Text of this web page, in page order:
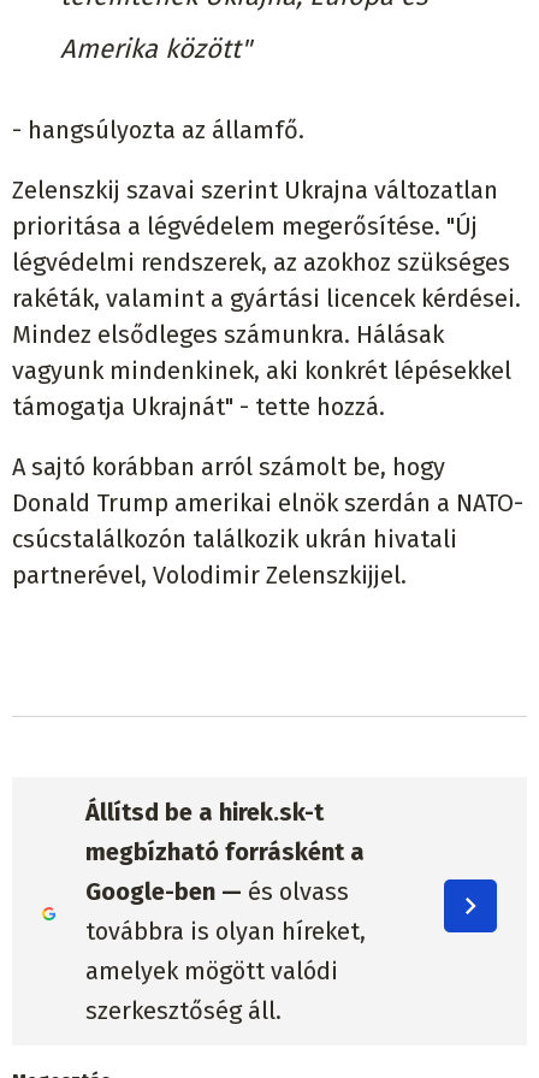
Amerika között"
- hangsúlyozta az államfő.
Zelenszkij szavai szerint Ukrajna változatlan
prioritása a légvédelem megerősítése. "Új
légvédelmi rendszerek, az azokhoz szükséges
rakéták, valamint a gyártási licencek kérdései.
Mindez elsődleges számunkra. Hálásak
vagyunk mindenkinek, aki konkrét lépésekkel
támogatja Ukrajnát" - tette hozzá.
A sajtó korábban arról számolt be, hogy
Donald Trump amerikai elnök szerdán a NATO-
csúcstalálkozón találkozik ukrán hivatali
partnerével, Volodimir Zelenszkijjel.
Állítsd be a hirek.sk-t
megbízható forrásként a
Google-ben — és olvass
továbbra is olyan híreket,
amelyek mögött valódi
szerkesztőség áll.